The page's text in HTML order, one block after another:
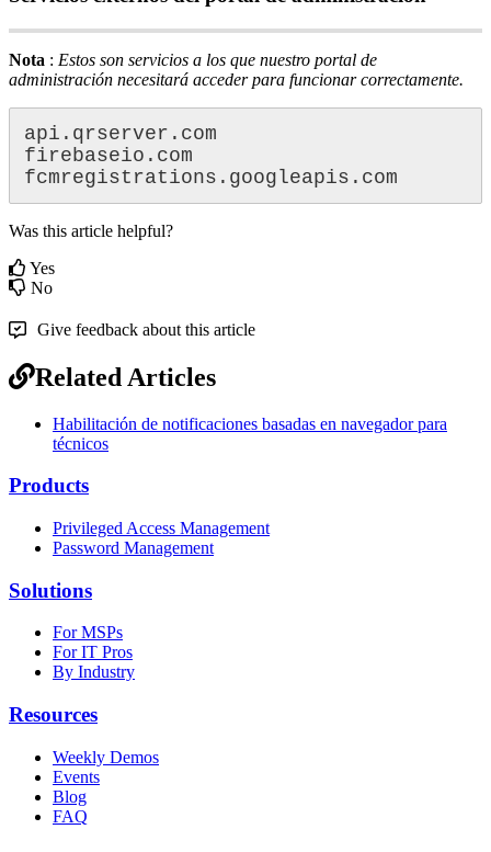
Nota : Estos son servicios a los que nuestro portal de
administración necesitará acceder para funcionar correctamente.
api . qrserver . com
firebaseio . com
fcmregistrations . googleapis . com
Was this article helpful?
Yes
No
Give feedback about this article
Related Articles
Habilitación de notificaciones basadas en navegador para
técnicos
Products
Privileged Access Management
Password Management
Solutions
For MSPs
For IT Pros
By Industry
Resources
Weekly Demos
Events
Blog
FAQ